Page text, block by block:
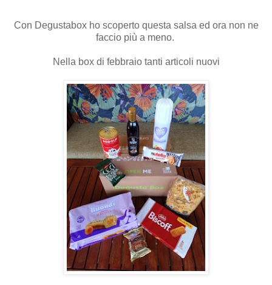
Con Degustabox ho scoperto questa salsa ed ora non ne
faccio più a meno.
Nella box di febbraio tanti articoli nuovi